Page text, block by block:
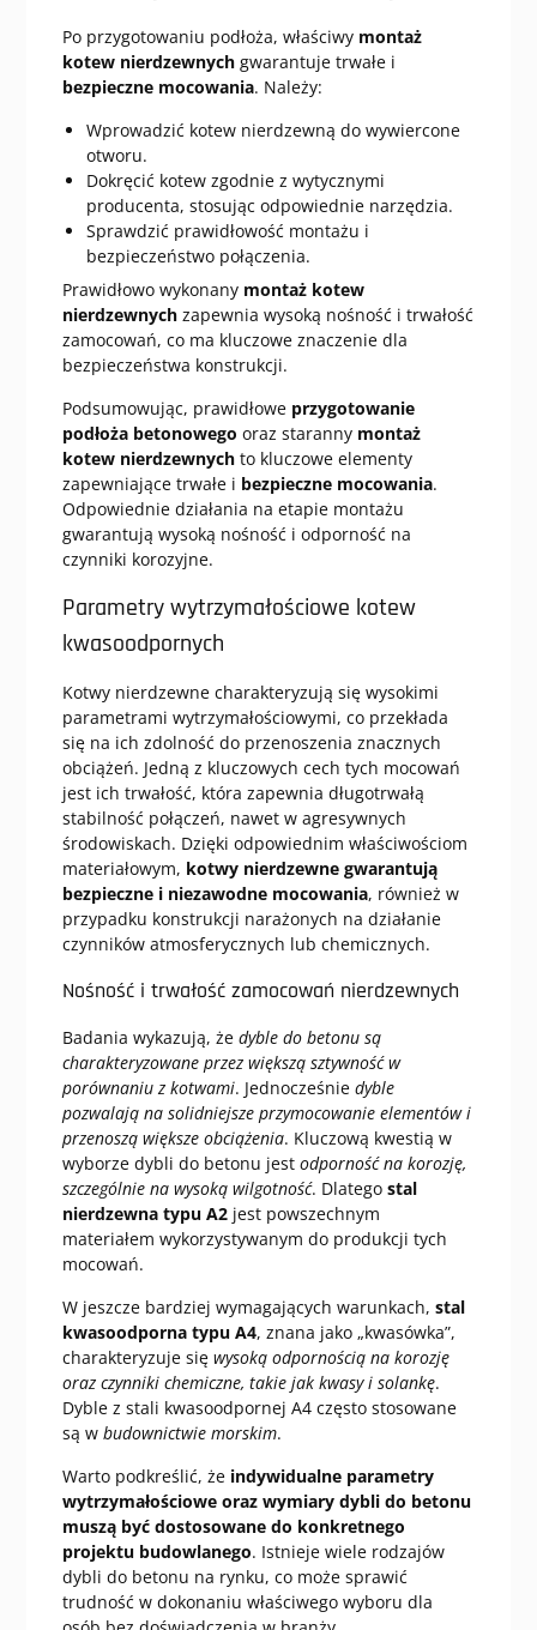
Po przygotowaniu podłoża, właściwy montaż
kotew nierdzewnychgwarantuje trwałe i
bezpieczne mocowania. Należy:
Wprowadzić kotew nierdzewną do wywiercone
otworu.
Dokręcić kotew zgodnie z wytycznymi
producenta, stosując odpowiednie narzędzia.
Sprawdzić prawidłowość montażu i
bezpieczeństwo połączenia.
Prawidłowo wykonany montaż kotew
nierdzewnychzapewnia wysoką nośność i trwałość
zamocowań, co ma kluczowe znaczenie dla
bezpieczeństwa konstrukcji.
Podsumowując, prawidłowe przygotowanie
podłoża betonowego oraz staranny montaż
kotew nierdzewnychto kluczowe elementy
zapewniające trwałe i bezpieczne mocowania.
Odpowiednie działania na etapie montażu
gwarantują wysoką nośność i odporność na
czynniki korozyjne.
Parametry wytrzymałościowe kotew
kwasoodpornych
Kotwy nierdzewne charakteryzują się wysokimi
parametrami wytrzymałościowymi, co przekłada
się na ich zdolność do przenoszenia znacznych
obciążeń. Jedną z kluczowych cech tych mocowań
jest ich trwałość, która zapewnia długotrwałą
stabilność połączeń, nawet w agresywnych
środowiskach. Dzięki odpowiednim właściwościom
materiałowym, kotwy nierdzewne gwarantują
bezpieczne i niezawodne mocowania, również w
przypadku konstrukcji narażonych na działanie
czynników atmosferycznych lub chemicznych.
Nośność i trwałość zamocowań nierdzewnych
Badania wykazują, że dyble do betonu są
charakteryzowane przez większą sztywność w
porównaniu z kotwami. Jednocześnie dyble
pozwalają na solidniejsze przymocowanie elementów i
przenoszą większe obciążenia. Kluczową kwestią w
wyborze dybli do betonu jest odporność na korozję,
szczególnie na wysoką wilgotność. Dlatego stal
nierdzewna typu A2jest powszechnym
materiałem wykorzystywanym do produkcji tych
mocowań.
W jeszcze bardziej wymagających warunkach, stal
kwasoodporna typu A4, znana jako „kwasówka”,
charakteryzuje się wysoką odpornością na korozję
oraz czynniki chemiczne, takie jak kwasy i solankę.
Dyble z stali kwasoodpornej A4 często stosowane
są w budownictwie morskim.
Warto podkreślić, że indywidualne parametry
wytrzymałościowe oraz wymiary dybli do betonu
muszą być dostosowane do konkretnego
projektu budowlanego. Istnieje wiele rodzajów
dybli do betonu na rynku, co może sprawić
trudność w dokonaniu właściwego wyboru dla